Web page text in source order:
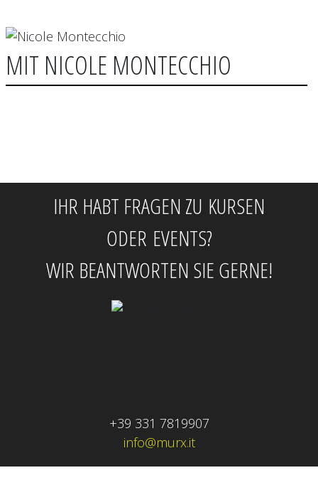
MIT NICOLE MONTECCHIO
IHR HABT FRAGEN ZU KURSEN
ODER EVENTS?
WIR BEANTWORTEN SIE GERNE!
+39 331 7819907
info@murx.it